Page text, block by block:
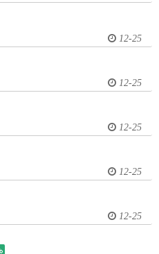
12-25
12-25
12-25
12-25
12-25